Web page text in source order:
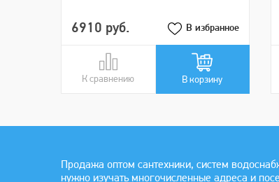
6910 руб. В избранное
К сравнению
В сравнении В корзину
Продажа оптом сантехники, систем
нужно изучать многочисленные адреса и